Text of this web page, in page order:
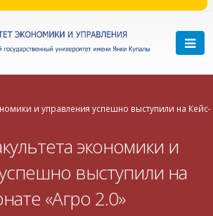
и управления успешно выступили на Кейс-
экономики и
выступили на
«Агро 2.0»